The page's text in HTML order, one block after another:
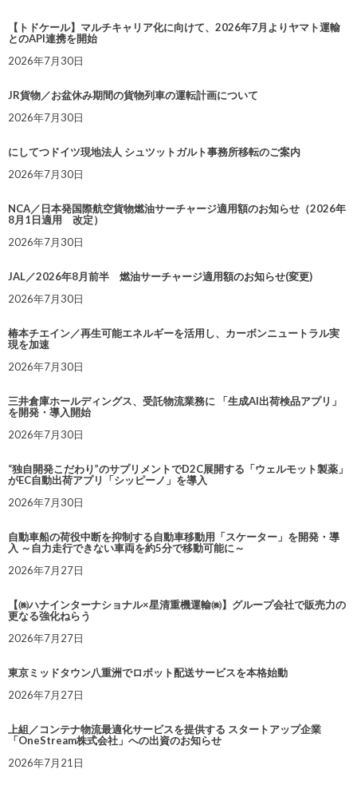
【トドケール】マルチキャリア化に向けて、2026年7月よりヤマト運輸
とのAPI連携を開始
2026年7月30日
JR貨物／お盆休み期間の貨物列車の運転計画について
2026年7月30日
にしてつドイツ現地法人 シュツットガルト事務所移転のご案内
2026年7月30日
NCA／日本発国際航空貨物燃油サーチャージ適用額のお知らせ（2026年
8月1日適用 改定）
2026年7月30日
JAL／2026年8月前半 燃油サーチャージ適用額のお知らせ(変更)
2026年7月30日
椿本チエイン／再生可能エネルギーを活用し、カーボンニュートラル実
現を加速
2026年7月30日
三井倉庫ホールディングス、受託物流業務に 「生成AI出荷検品アプリ」
を開発・導入開始
2026年7月30日
“独自開発こだわり”のサプリメントでD2C展開する「ウェルモット製薬」
がEC自動出荷アプリ「シッピーノ」を導入
2026年7月30日
自動車船の荷役中断を抑制する自動車移動用「スケーター」を開発・導
入 ～自力走行できない車両を約5分で移動可能に～
2026年7月27日
【㈱ハナインターナショナル×星清重機運輸㈱】グループ会社で販売力の
更なる強化ねらう
2026年7月27日
東京ミッドタウン八重洲でロボット配送サービスを本格始動
2026年7月27日
上組／コンテナ物流最適化サービスを提供する スタートアップ企業
「OneStream株式会社」への出資のお知らせ
2026年7月21日